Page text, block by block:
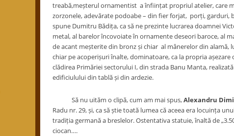
treabă,meșterul ornamentist a înființat propriul atelier, care
zorzonele, adevărate podoabe – din fier forjat, porți, garduri,
spune Dumitru Bădița, ca să ne prezinte lucrarea doamnei
metal, al barelor încovoiate în ornamente deseori baroce, al
de acant meșterite din bronz și chiar al mânerelor din alamă,
chiar pe acoperișuri înalte, dominatoare, ca la propria
clădirea Primăriei sectorului I, din strada Banu Manta,
edificiulului din tablă și din ardezie.
Să nu uităm o clipă, cum am mai spus,Alexandru
Radu nr. 29, și, ca să știe toată lumea că aceea era locuința
tradiția germană a breslelor. Ostentativa statuie, înaltă de
ciocan….